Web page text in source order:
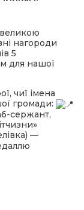
нагороди
5
для нашої
чиї імена
громади:
сержант,
—